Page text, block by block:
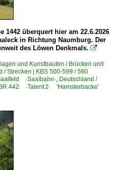
KBS 560
100 R Gleisarbeitsfahrzeug
| sonstige
Triebfahrzeuge
DR V 100.1
1442 überquert hier am 22.6.2026
in Richtung Naumburg. Der
des Löwen Denkmals. 
und Kunstbauten / Brücken und
/ Strecken | KBS 500-599 / 560
·Saalbahn·, Deutschland /
442 ·Talent 2· 'Hamsterbacke'